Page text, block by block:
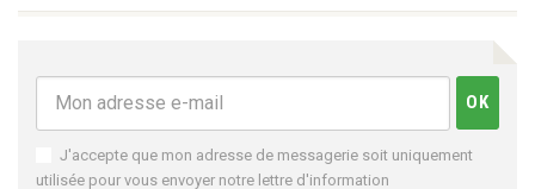
J'accepte que mon adresse de messagerie soit uniquement
utilisée pour vous envoyer notre lettre d'information